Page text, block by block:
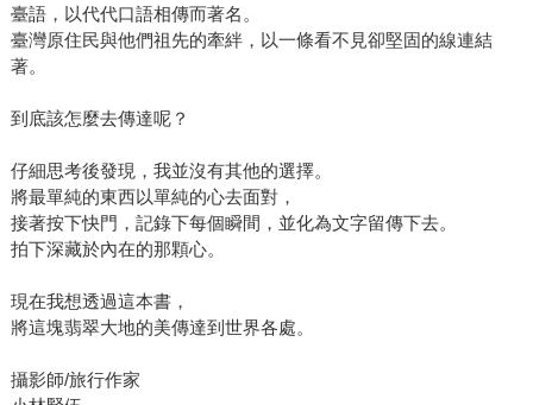
臺語，以代代口語相傳而著名。
臺灣原住民與他們祖先的牽絆，以一條看不見卻堅固的線連結
著。
到底該怎麼去傳達呢？
仔細思考後發現，我並沒有其他的選擇。
將最單純的東西以單純的心去面對，
接著按下快門，記錄下每個瞬間，並化為文字留傳下去。
拍下深藏於內在的那顆心。
現在我想透過這本書，
將這塊翡翠大地的美傳達到世界各處。
攝影師/旅行作家